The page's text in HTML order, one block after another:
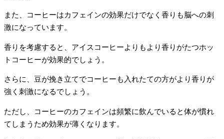
また、コーヒーはカフェインの効果だけでなく香りも脳への刺
激になっています。
香りを考慮すると、アイスコーヒーよりもより香りがたつホッ
トコーヒーが効果的でしょう。
さらに、豆が挽き立てでコーヒーも入れたての方がより香りが
強く刺激になるでしょう。
ただし、コーヒーのカフェインは頻繁に飲んでいると体が慣れ
てしまうため効果が薄くなります。